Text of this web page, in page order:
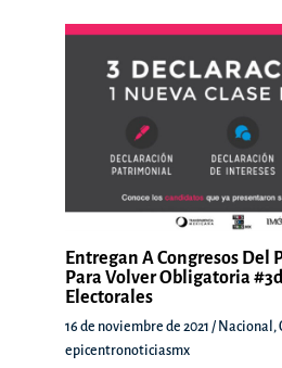
Entregan A Congresos Del
Para Volver Obligatoria
Electorales
16 de noviembre de 2021 / Nacional ,
epicentronoticiasmx